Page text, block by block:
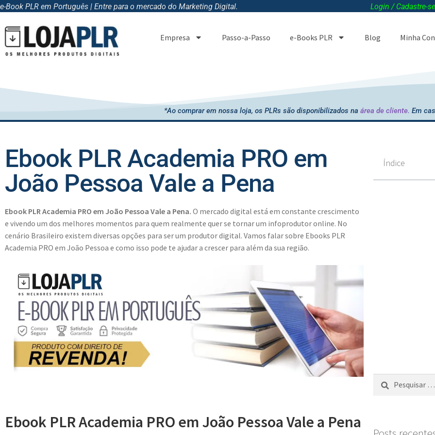
e-Book PLR em Português | Entre para o mercado do Marketing Digital. Login / Cadastre-
Empresa Passo-a-Passo e-Books PLR Blog Minha
*Ao comprar em nossa loja, os PLRs são disponibilizados na área de cliente. Em
Ebook PLR Academia PRO em
João Pessoa Vale a Pena
Ebook PLR Academia PRO em João Pessoa Vale a Pena. O mercado digital está em constante crescimento
e vivendo um dos melhores momentos para quem realmente quer se tornar um infoprodutor online. No
cenário Brasileiro existem diversas opções para ser um produtor digital. Vamos falar sobre Ebooks PLR
Academia PRO em João Pessoa e como isso pode te ajudar a crescer para além da sua região.
Ebook PLR Academia PRO em João Pessoa Vale a Pena
Índice